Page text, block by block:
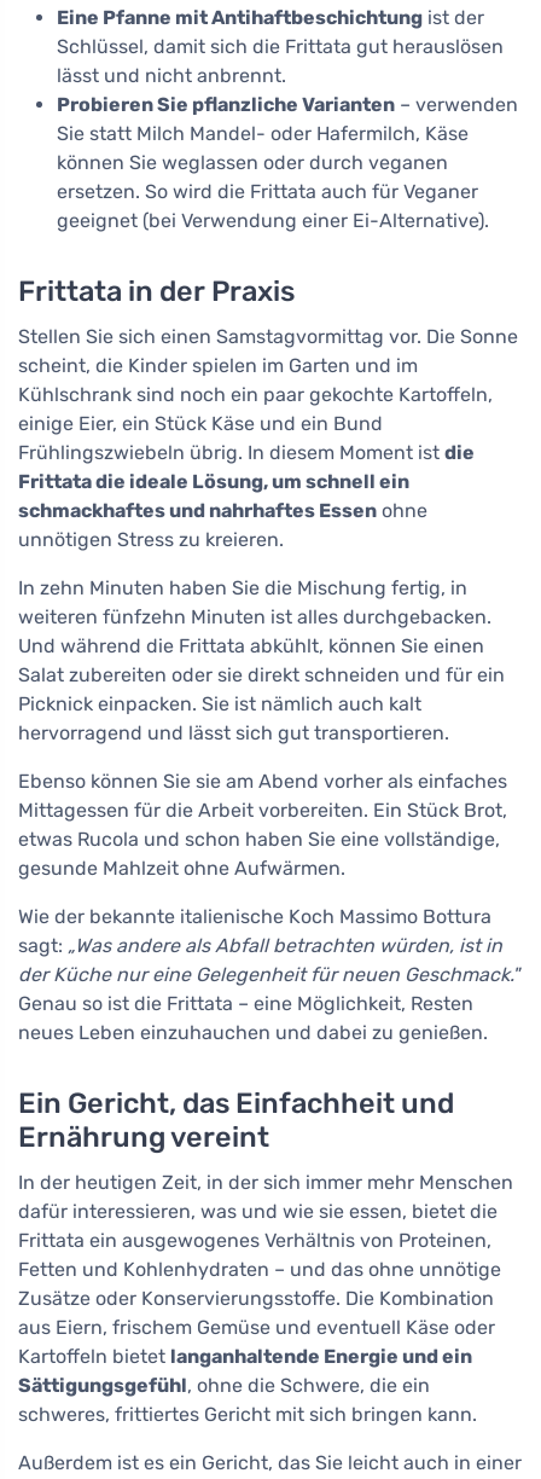
Eine Pfanne mit Antihaftbeschichtung ist der
Schlüssel, damit sich die Frittata gut herauslösen
lässt und nicht anbrennt.
Probieren Sie pflanzliche Varianten – verwenden
Sie statt Milch Mandel- oder Hafermilch, Käse
können Sie weglassen oder durch veganen
ersetzen. So wird die Frittata auch für Veganer
geeignet (bei Verwendung einer Ei-Alternative).
Frittata in der Praxis
Stellen Sie sich einen Samstagvormittag vor. Die Sonne
scheint, die Kinder spielen im Garten und im
Kühlschrank sind noch ein paar gekochte Kartoffeln,
einige Eier, ein Stück Käse und ein Bund
Frühlingszwiebeln übrig. In diesem Moment ist die
Frittata die ideale Lösung, um schnell ein
schmackhaftes und nahrhaftes Essen ohne
unnötigen Stress zu kreieren.
In zehn Minuten haben Sie die Mischung fertig, in
weiteren fünfzehn Minuten ist alles durchgebacken.
Und während die Frittata abkühlt, können Sie einen
Salat zubereiten oder sie direkt schneiden und für ein
Picknick einpacken. Sie ist nämlich auch kalt
hervorragend und lässt sich gut transportieren.
Ebenso können Sie sie am Abend vorher als einfaches
Mittagessen für die Arbeit vorbereiten. Ein Stück Brot,
etwas Rucola und schon haben Sie eine vollständige,
gesunde Mahlzeit ohne Aufwärmen.
Wie der bekannte italienische Koch Massimo Bottura
sagt: „Was andere als Abfall betrachten würden, ist in
der Küche nur eine Gelegenheit für neuen Geschmack."
Genau so ist die Frittata – eine Möglichkeit, Resten
neues Leben einzuhauchen und dabei zu genießen.
Ein Gericht, das Einfachheit und
Ernährung vereint
In der heutigen Zeit, in der sich immer mehr Menschen
dafür interessieren, was und wie sie essen, bietet die
Frittata ein ausgewogenes Verhältnis von Proteinen,
Fetten und Kohlenhydraten – und das ohne unnötige
Zusätze oder Konservierungsstoffe. Die Kombination
aus Eiern, frischem Gemüse und eventuell Käse oder
Kartoffeln bietet langanhaltende Energie und ein
Sättigungsgefühl, ohne die Schwere, die ein
schweres, frittiertes Gericht mit sich bringen kann.
Außerdem ist es ein Gericht, das Sie leicht auch in einer